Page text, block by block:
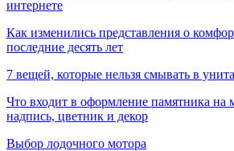
интернете
Как изменились представления о
последние десять лет
7 вещей, которые нельзя смывать в
Что входит в оформление памятника на
надпись, цветник и декор
Выбор лодочного мотора